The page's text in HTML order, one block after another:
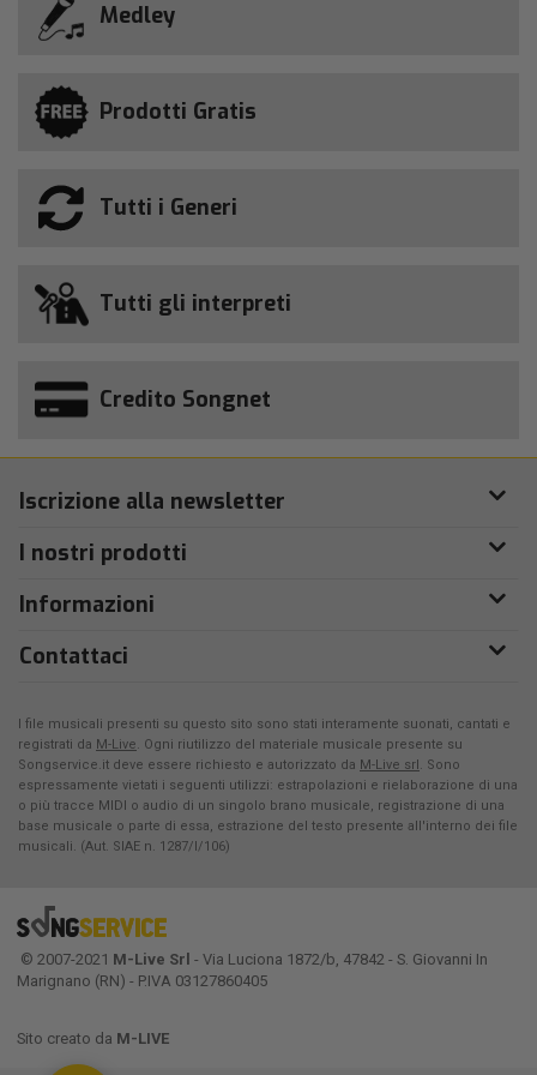
Medley
Prodotti Gratis
Tutti i Generi
Tutti gli interpreti
Credito Songnet
Iscrizione alla newsletter
I nostri prodotti
Informazioni
Contattaci
I file musicali presenti su questo sito sono stati interamente suonati, cantati e
registrati da M-Live. Ogni riutilizzo del materiale musicale presente su
Songservice.it deve essere richiesto e autorizzato da M-Live srl. Sono
espressamente vietati i seguenti utilizzi: estrapolazioni e rielaborazione di una
o più tracce MIDI o audio di un singolo brano musicale, registrazione di una
base musicale o parte di essa, estrazione del testo presente all'interno dei file
musicali. (Aut. SIAE n. 1287/I/106)
© 2007-2021 M-Live Srl - Via Luciona 1872/b, 47842 - S. Giovanni In
Marignano (RN) - P.IVA 03127860405
Sito creato da M-LIVE